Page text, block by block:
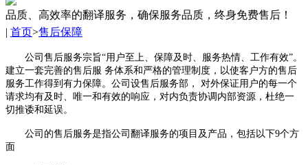
质、高效率的翻译服务，确保服务品质，终身免费售后！
| 首页>售后保障
公司售后服务宗旨“用户至上、保障及时、服务热情、工作有效”。
建立一套完善的售后服 务体系和严格的管理制度，以使客户方的售后
服务工作得到有力保障。公司设售后服务部， 对外保证用户的每一个
请求均有及时、唯一和有效的响应，对内负责协调内部资源，杜绝一
切推诿和延误。
公司的售后服务是指公司翻译服务的项目及产品，包括以下9个方
面